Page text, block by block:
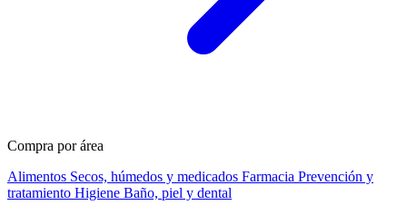
Compra por área
Alimentos Secos, húmedos y medicados Farmacia Prevención y
tratamiento Higiene Baño, piel y dental